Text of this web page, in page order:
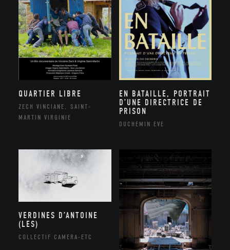
QUARTIER LIBRE
ZECH VINCIANE, SAINT-
MARTIN VIRGINIE
EN BATAILLE, PORTRAIT
D’UNE DIRECTRICE DE
PRISON
DUCHEMIN EVE
VERDINES D’ANTOINE
(LES)
COLLECTIF CAMERA-ETC